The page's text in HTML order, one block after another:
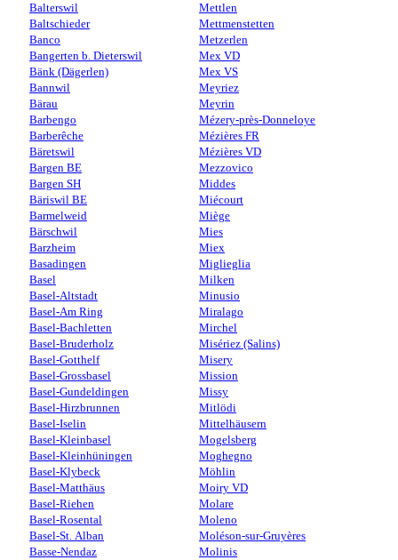
Balterswil
Baltschieder
Banco
Bangerten b. Dieterswil
Bänk (Dägerlen)
Bannwil
Bärau
Barbengo
Barberêche
Bäretswil
Bargen BE
Bargen SH
Bäriswil BE
Barmelweid
Bärschwil
Barzheim
Basadingen
Basel
Basel-Altstadt
Basel-Am Ring
Basel-Bachletten
Basel-Bruderholz
Basel-Gotthelf
Basel-Grossbasel
Basel-Gundeldingen
Basel-Hirzbrunnen
Basel-Iselin
Basel-Kleinbasel
Basel-Kleinhüningen
Basel-Klybeck
Basel-Matthäus
Basel-Riehen
Basel-Rosental
Basel-St. Alban
Basse-Nendaz
Mettlen
Mettmenstetten
Metzerlen
Mex VD
Mex VS
Meyriez
Meyrin
Mézery-près-Donneloye
Mézières FR
Mézières VD
Mezzovico
Middes
Miécourt
Miège
Mies
Miex
Miglieglia
Milken
Minusio
Miralago
Mirchel
Misériez (Salins)
Misery
Mission
Missy
Mitlödi
Mittelhäusern
Mogelsberg
Moghegno
Möhlin
Moiry VD
Molare
Moleno
Moléson-sur-Gruyères
Molinis